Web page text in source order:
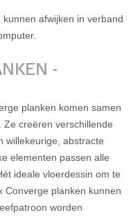
-
planken komen samen
creëren verschillende
willekeurige, abstracte
elementen passen alle
ideale vloerdessin om te
Converge planken kunnen
worden
afwijken in verband